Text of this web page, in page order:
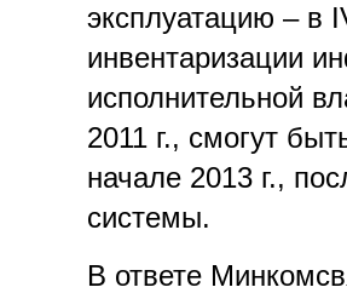
эксплуатацию – в
инвентаризации
исполнительной
2011 г., смогут
начале 2013 г.,
системы.
В ответе